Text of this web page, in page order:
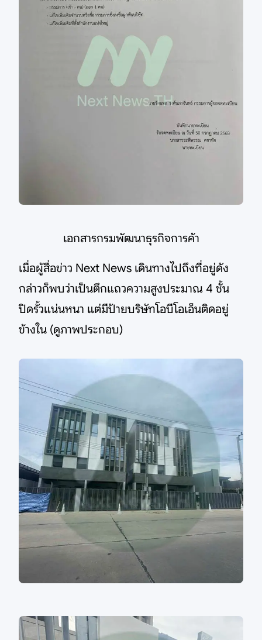
เอกสารกรมพัฒนาธุรกิจการค้า
เมื่อผู้สื่อข่าว Next News เดินทางไปถึงที่อยู่ดัง
กล่าวก็พบว่าเป็นตึกแถวความสูงประมาณ 4 ชั้น
ปิดรั้วแน่นหนา แต่มีป้ายบริษัทโอบีโอเอ็นติดอยู่
ข้างใน (ดูภาพประกอบ)